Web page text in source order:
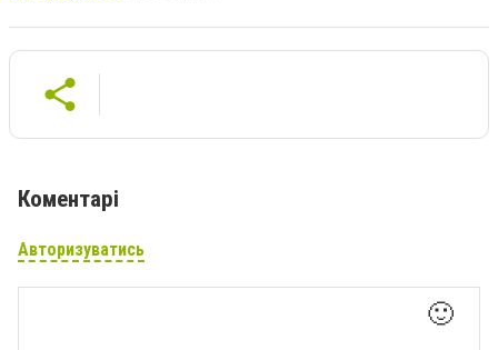
Коментарі
Авторизуватись
🙂